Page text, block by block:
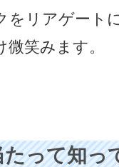
をリアゲート
笑みます。
って知っ